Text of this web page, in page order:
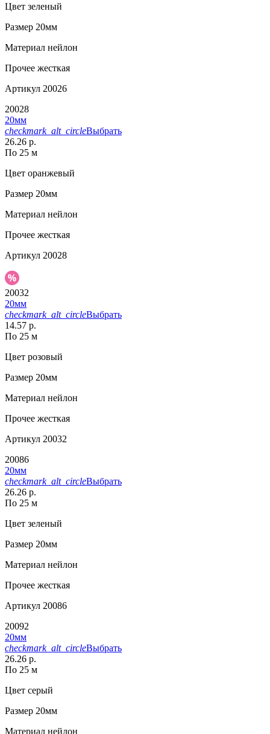
Цвет зеленый
Размер 20мм
Материал нейлон
Прочее жесткая
Артикул 20026
20028
20мм
checkmark_alt_circleВыбрать
26.26 р.
По 25 м
Цвет оранжевый
Размер 20мм
Материал нейлон
Прочее жесткая
Артикул 20028
20032
20мм
checkmark_alt_circleВыбрать
14.57 р.
По 25 м
Цвет розовый
Размер 20мм
Материал нейлон
Прочее жесткая
Артикул 20032
20086
20мм
checkmark_alt_circleВыбрать
26.26 р.
По 25 м
Цвет зеленый
Размер 20мм
Материал нейлон
Прочее жесткая
Артикул 20086
20092
20мм
checkmark_alt_circleВыбрать
26.26 р.
По 25 м
Цвет серый
Размер 20мм
Материал нейлон